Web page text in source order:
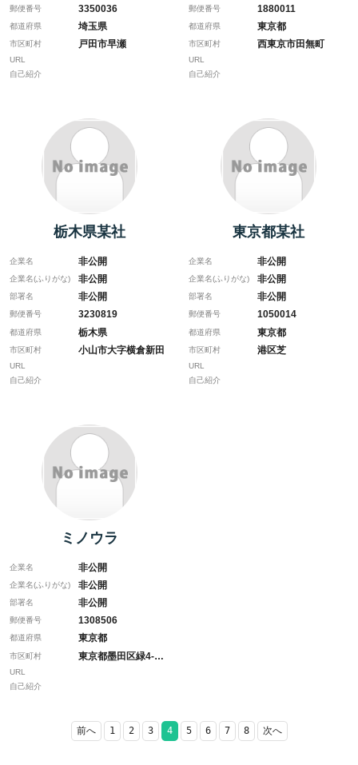
郵便番号 3350036
都道府県 埼玉県
市区町村 戸田市早瀬
URL
自己紹介
郵便番号 1880011
都道府県 東京都
市区町村 西東京市田無町
URL
自己紹介
栃木県某社
企業名 非公開
企業名(ふりがな) 非公開
部署名 非公開
郵便番号 3230819
都道府県 栃木県
市区町村 小山市大字横倉新田
URL
自己紹介
東京都某社
企業名 非公開
企業名(ふりがな) 非公開
部署名 非公開
郵便番号 1050014
都道府県 東京都
市区町村 港区芝
URL
自己紹介
ミノウラ
企業名 非公開
企業名(ふりがな) 非公開
部署名 非公開
郵便番号 1308506
都道府県 東京都
市区町村 東京都墨田区緑4-39-…
URL
自己紹介
前へ 1 2 3 4 5 6 7 8 次へ